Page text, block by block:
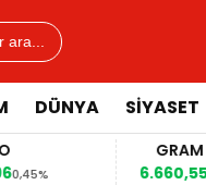
ara...
DÜNYA SİYASET
GRAM ALTIN
6.660,552,59%